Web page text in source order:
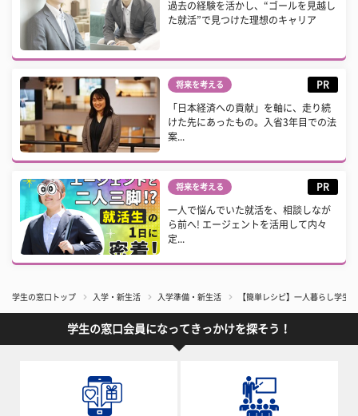
過去の経験を活かし、“ゴールを見越し
た就活”で見つけた理想のキャリア
将来を考える PR
「日本経済への貢献」を軸に、走り続
けた先にあったもの。入省3年目での法
案...
将来を考える PR
一人で悩んでいた就活を、相談しなが
ら前へ! エージェントを活用して内々
定...
学生の窓口トップ 入学・新生活 入学準備・新生活 【簡単レシピ】一人暮らし学生
学生の窓口会員になってきっかけを探そう！